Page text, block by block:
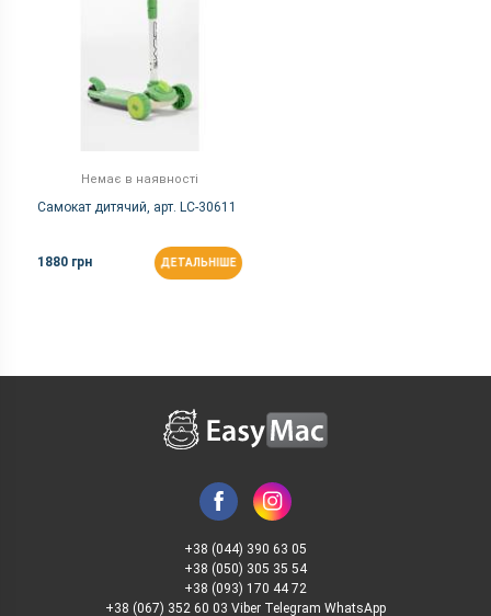
Немає в наявності
Самокат дитячий, арт. LC-30611
1880 грн ДЕТАЛЬНІШЕ
+38 (044) 390 63 05
+38 (050) 305 35 54
+38 (093) 170 44 72
+38 (067) 352 60 03 Viber Telegram WhatsApp